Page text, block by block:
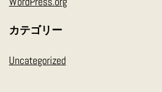
カテゴリー
Uncategorized